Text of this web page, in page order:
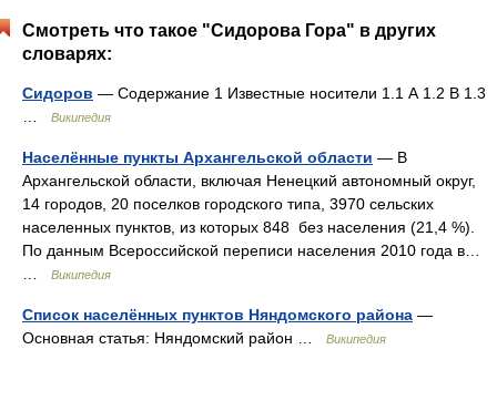
Смотреть что такое "Сидорова Гора" в других
словарях:
Сидоров — Содержание 1 Известные носители 1.1 А 1.2 В 1.3
Википедия
Населённые пункты Архангельской области — В
Архангельской области, включая Ненецкий автономный округ,
14 городов, 20 поселков городского типа, 3970 сельских
населенных пунктов, из которых 848 без населения (21,4 %).
По данным Всероссийской переписи населения 2010 года в…
Википедия
Список населённых пунктов Няндомского района —
Основная статья: Няндомский район …
Википедия